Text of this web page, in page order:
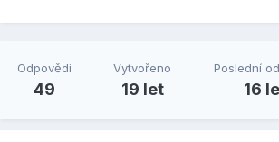
Odpovědi
49
Vytvořeno
19 let
Poslední
16